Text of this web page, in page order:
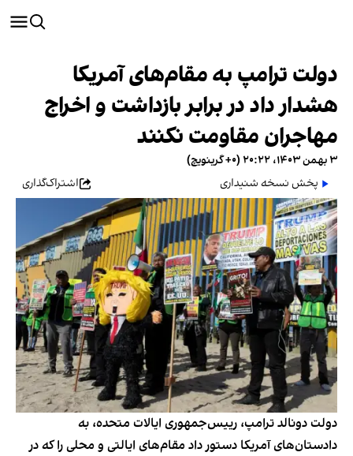
دولت ترامپ به مقام‌های آمریکا
هشدار داد در برابر بازداشت و اخراج
مهاجران مقاومت نکنند
۳ بهمن ۱۴۰۳، ۲۰:۲۲ (‎+۰ گرینویچ)
پخش نسخه شنیداری
اشتراک‌گذاری
دولت دونالد ترامپ، رییس‌جمهوری ایالات متحده، به
دادستان‌های آمریکا دستور داد مقام‌های ایالتی و محلی را که در